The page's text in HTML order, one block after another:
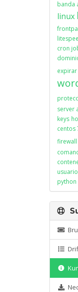
banda
linux
cron
expirar
server
keys
centos
firewall
usuario
python